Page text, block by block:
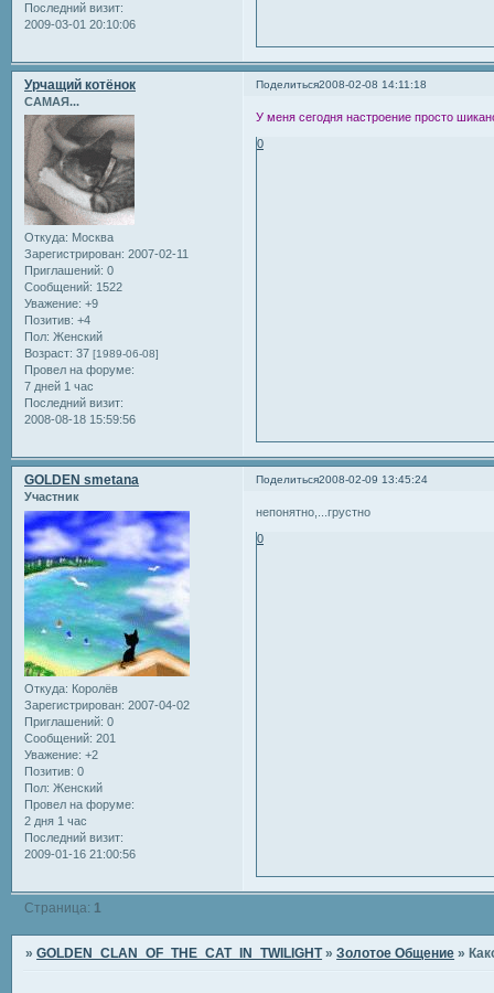
Последний визит:
2009-03-01 20:10:06
Поделиться2008-02-08 14:11:18
Урчащий котёнок
САМАЯ...
Откуда: Москва
Зарегистрирован: 2007-02-11
Приглашений: 0
Сообщений: 1522
Уважение: +9
Позитив: +4
Пол: Женский
Возраст: 37 [1989-06-08]
Провел на форуме:
7 дней 1 час
Последний визит:
2008-08-18 15:59:56
У меня сегодня настроение просто
0
Поделиться2008-02-09 13:45:24
GOLDEN smetana
Участник
Откуда: Королёв
Зарегистрирован: 2007-04-02
Приглашений: 0
Сообщений: 201
Уважение: +2
Позитив: 0
Пол: Женский
Провел на форуме:
2 дня 1 час
Последний визит:
2009-01-16 21:00:56
непонятно,...грустно
0
Страница: 1
»GOLDEN_CLAN_OF_THE_CAT_IN_TWILIGHT »Золотое Общение »